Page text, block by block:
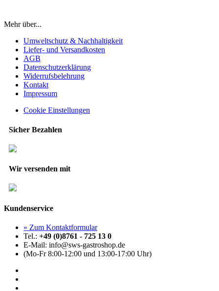
Mehr über...
Umweltschutz & Nachhaltigkeit
Liefer- und Versandkosten
AGB
Datenschutzerklärung
Widerrufsbelehrung
Kontakt
Impressum
Cookie Einstellungen
Sicher Bezahlen
Wir versenden mit
Kundenservice
» Zum Kontaktformular
Tel.: +49 (0)8761 - 725 13 0
E-Mail: info@sws-gastroshop.de
(Mo-Fr 8:00-12:00 und 13:00-17:00 Uhr)